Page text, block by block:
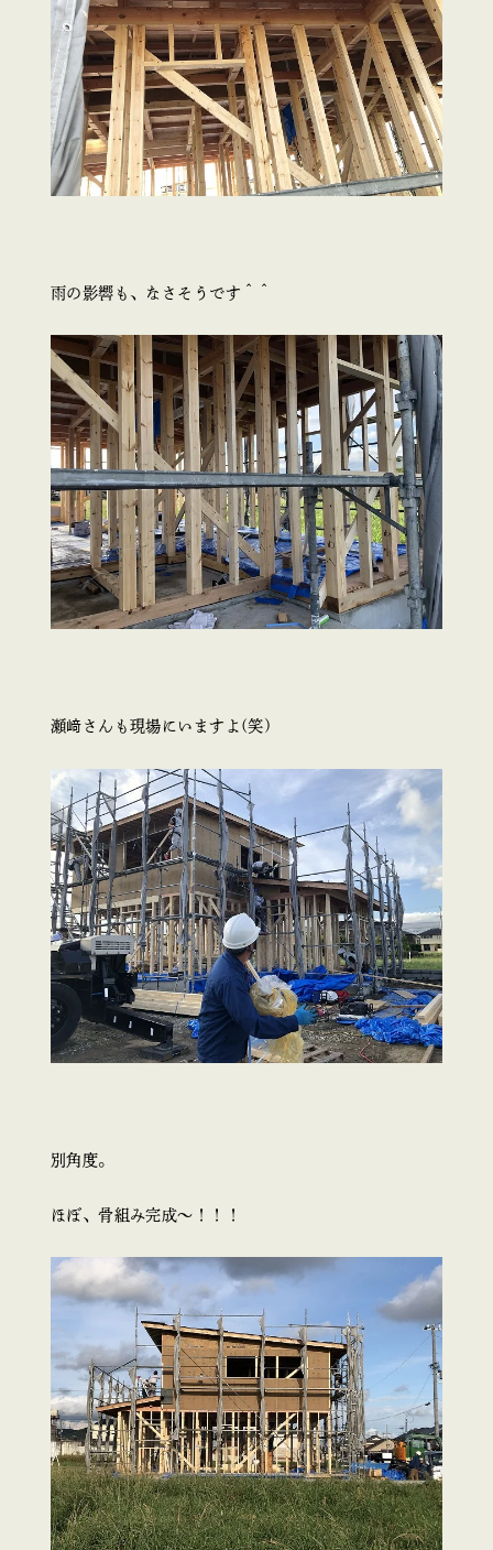
雨の影響も、なさそうです＾＾
瀬﨑さんも現場にいますよ(笑)
別角度。
ほぼ、骨組み完成～！！！